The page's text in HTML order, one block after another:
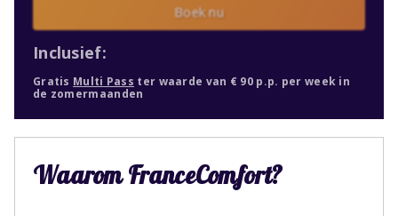
Boek nu
Inclusief:
Gratis Multi Pass ter waarde van € 90 p.p. per week in
de zomermaanden
Waarom FranceComfort?